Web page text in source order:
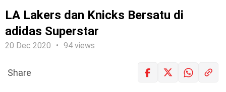
LA Lakers dan Knicks Bersatu di
adidas Superstar
20 Dec 2020 94 views
Share